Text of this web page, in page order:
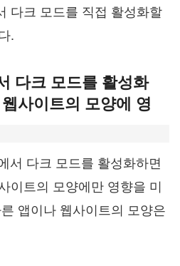
다크 모드를 직접 활성화할
.
다크 모드를 활성화
사이트의 모양에 영
서 다크 모드를 활성화하면
이트의 모양에만 영향을 미
앱이나 웹사이트의 모양은